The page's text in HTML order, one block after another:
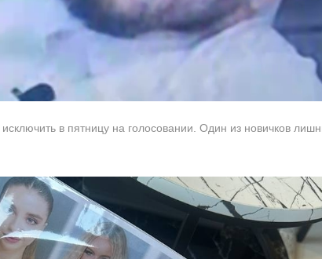
в пятницу на голосовании. Один из новичков